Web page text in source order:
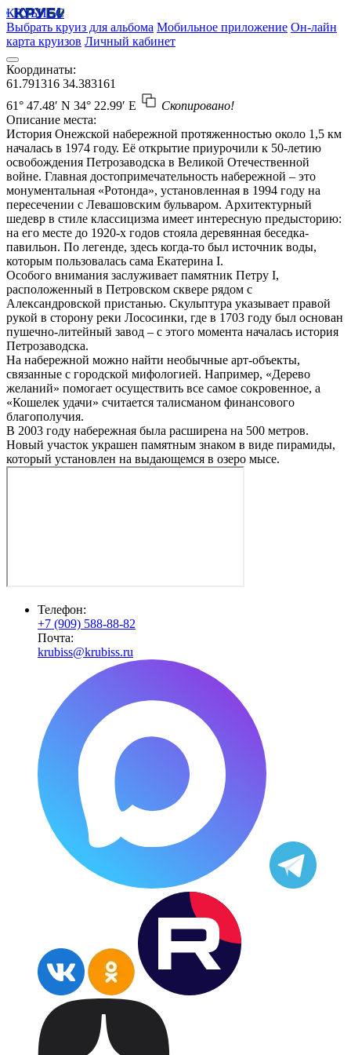
КРУБИСС
Выбрать круиз для альбома Мобильное приложение Он-лайн
карта круизов Личный кабинет
Координаты:
61.791316 34.383161
61° 47.48′ N 34° 22.99′ E
Скопировано!
Описание места:
История Онежской набережной протяженностью около 1,5 км
началась в 1974 году. Её открытие приурочили к 50-летию
освобождения Петрозаводска в Великой Отечественной
войне. Главная достопримечательность набережной – это
монументальная «Ротонда», установленная в 1994 году на
пересечении с Левашовским бульваром. Архитектурный
шедевр в стиле классицизма имеет интересную предысторию:
на его месте до 1920-х годов стояла деревянная беседка-
павильон. По легенде, здесь когда-то был источник воды,
которым пользовалась сама Екатерина I.
Особого внимания заслуживает памятник Петру I,
расположенный в Петровском сквере рядом с
Александровской пристанью. Скульптура указывает правой
рукой в сторону реки Лососинки, где в 1703 году был основан
пушечно-литейный завод – с этого момента началась история
Петрозаводска.
На набережной можно найти необычные арт-объекты,
связанные с городской мифологией. Например, «Дерево
желаний» помогает осуществить все самое сокровенное, а
«Кошелек удачи» считается талисманом финансового
благополучия.
В 2003 году набережная была расширена на 500 метров.
Новый участок украшен памятным знаком в виде пирамиды,
который установлен на выдающемся в озеро мысе.
Телефон:
+7 (909) 588-88-82
Почта:
krubiss@krubiss.ru